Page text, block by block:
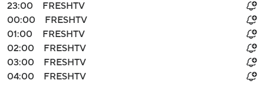
23:00
FRESHTV
00:00
FRESHTV
01:00
FRESHTV
02:00
FRESHTV
03:00
FRESHTV
04:00
FRESHTV